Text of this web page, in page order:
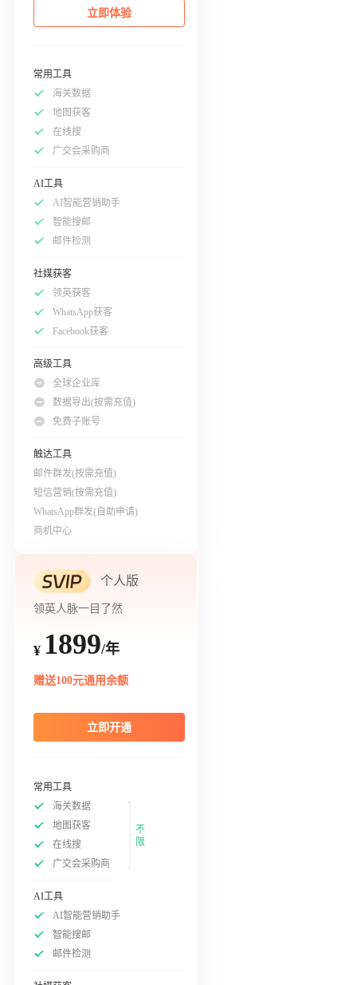
立即体验
常用工具
海关数据
地图获客
在线搜
广交会采购商
AI工具
AI智能营销助手
智能搜邮
邮件检测
社媒获客
领英获客
WhatsApp获客
Facebook获客
高级工具
全球企业库
数据导出(按需充值)
免费子账号
触达工具
邮件群发(按需充值)
短信营销(按需充值)
WhatsApp群发(自助申请)
商机中心
个人版
领英人脉一目了然
¥ 1899/年
赠送100元通用余额
立即开通
常用工具
海关数据
地图获客
在线搜
广交会采购商
不
限
AI工具
AI智能营销助手
智能搜邮
邮件检测